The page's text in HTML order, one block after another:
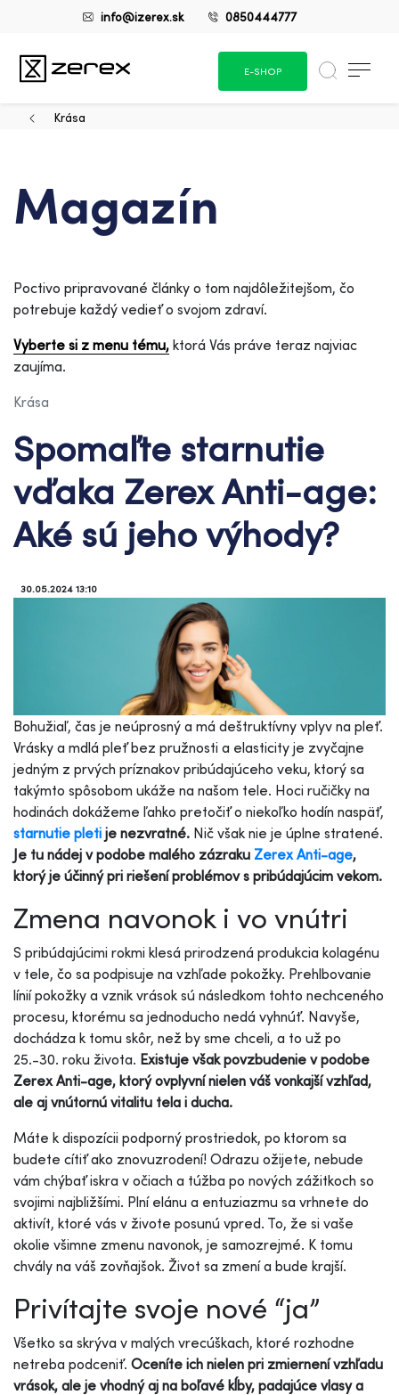
info@izerex.sk 0850444777
E-SHOP
Krása
Magazín
Poctivo pripravované články o tom najdôležitejšom, čo
potrebuje každý vedieť o svojom zdraví.
Vyberte si z menu tému, ktorá Vás práve teraz najviac
zaujíma.
Krása
Spomaľte starnutie
vďaka Zerex Anti-age:
Aké sú jeho výhody?
30.05.2024 13:10
Bohužiaľ, čas je neúprosný a má deštruktívny vplyv na pleť.
Vrásky a mdlá pleť bez pružnosti a elasticity je zvyčajne
jedným z prvých príznakov pribúdajúceho veku, ktorý sa
takýmto spôsobom ukáže na našom tele. Hoci ručičky na
hodinách dokážeme ľahko pretočiť o niekoľko hodín naspäť,
starnutie pleti je nezvratné. Nič však nie je úplne stratené.
Je tu nádej v podobe malého zázraku Zerex Anti-age,
ktorý je účinný pri riešení problémov s pribúdajúcim vekom.
Zmena navonok i vo vnútri
S pribúdajúcimi rokmi klesá prirodzená produkcia kolagénu
v tele, čo sa podpisuje na vzhľade pokožky. Prehlbovanie
línií pokožky a vznik vrások sú následkom tohto nechceného
procesu, ktorému sa jednoducho nedá vyhnúť. Navyše,
dochádza k tomu skôr, než by sme chceli, a to už po
25.-30. roku života. Existuje však povzbudenie v podobe
Zerex Anti-age, ktorý ovplyvní nielen váš vonkajší vzhľad,
ale aj vnútornú vitalitu tela i ducha.
Máte k dispozícii podporný prostriedok, po ktorom sa
budete cítiť ako znovuzrodení! Odrazu ožijete, nebude
vám chýbať iskra v očiach a túžba po nových zážitkoch so
svojimi najbližšími. Plní elánu a entuziazmu sa vrhnete do
aktivít, ktoré vás v živote posunú vpred. To, že si vaše
okolie všimne zmenu navonok, je samozrejmé. K tomu
chvály na váš zovňajšok. Život sa zmení a bude krajší.
Privítajte svoje nové “ja”
Všetko sa skrýva v malých vrecúškach, ktoré rozhodne
netreba podceniť. Oceníte ich nielen pri zmiernení vzhľadu
vrások, ale je vhodný aj na boľavé kĺby, padajúce vlasy a